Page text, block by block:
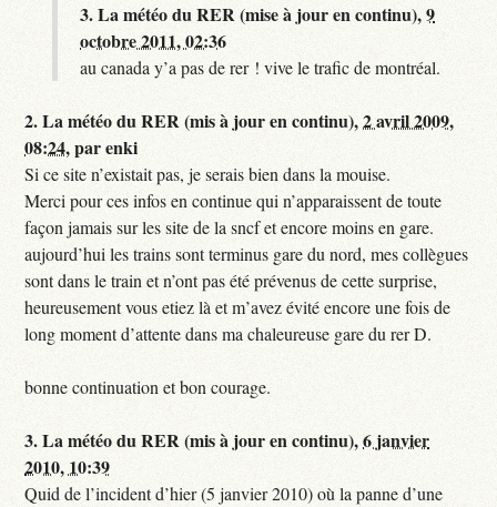
3.La météo du RER (mise à jour en continu),9
octobre 2011, 02:36
au canada y’a pas de rer ! vive le trafic de montréal.
2.La météo du RER (mis à jour en continu),2 avril 2009,
08:24,parenki
Si ce site n’existait pas, je serais bien dans la mouise.
Merci pour ces infos en continue qui n’apparaissent de toute
façon jamais sur les site de la sncf et encore moins en gare.
aujourd’hui les trains sont terminus gare du nord, mes collègues
sont dans le train et n’ont pas été prévenus de cette surprise,
heureusement vous etiez là et m’avez évité encore une fois de
long moment d’attente dans ma chaleureuse gare du rer D.
bonne continuation et bon courage.
3.La météo du RER (mis à jour en continu),6 janvier
2010, 10:39
Quid de l’incident d’hier (5 janvier 2010) où la panne d’une